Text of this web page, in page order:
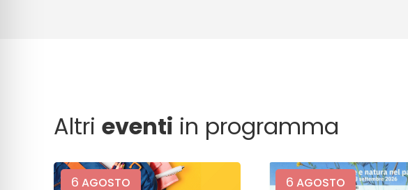
Altrieventi in programma
6 AGOSTO 6 AGOSTO